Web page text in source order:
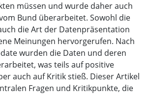
müssen und wurde daher auch
Bund überarbeitet. Sowohl die
die Art der Datenpräsentation
Meinungen hervorgerufen. Nach
wurden die Daten und deren
was teils auf positive
auch auf Kritik stieß. Dieser Artikel
Fragen und Kritikpunkte, die